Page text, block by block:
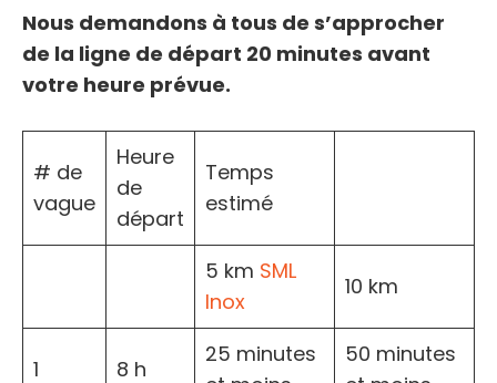
Nous demandons à tous de s’approcher
de la ligne de départ 20 minutes avant
votre heure prévue.
# de
vague
Heure
de
départ
Temps
estimé
5 km SML
Inox
10 km
1 8 h
25 minutes
50 minutes